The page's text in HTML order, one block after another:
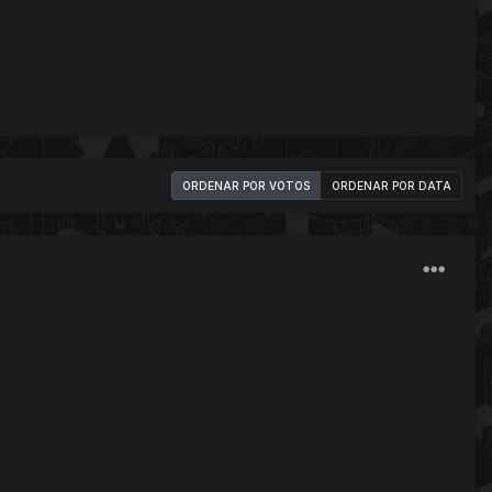
ORDENAR POR VOTOS ORDENAR POR DATA